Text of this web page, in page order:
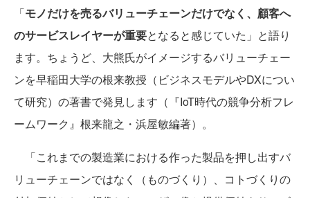
「モノだけを売るバリューチェーンだけでなく、顧客へ
のサービスレイヤーが重要となると感じていた」と語り
ます。ちょうど、大熊氏がイメージするバリューチェー
ンを早稲田大学の根来教授（ビジネスモデルやDXについ
て研究）の著書で発見します（『IoT時代の競争分析フレ
ームワーク』根来龍之・浜屋敏編著）。
「これまでの製造業における作った製品を押し出すバ
リューチェーンではなく（ものづくり）、コトづくりの